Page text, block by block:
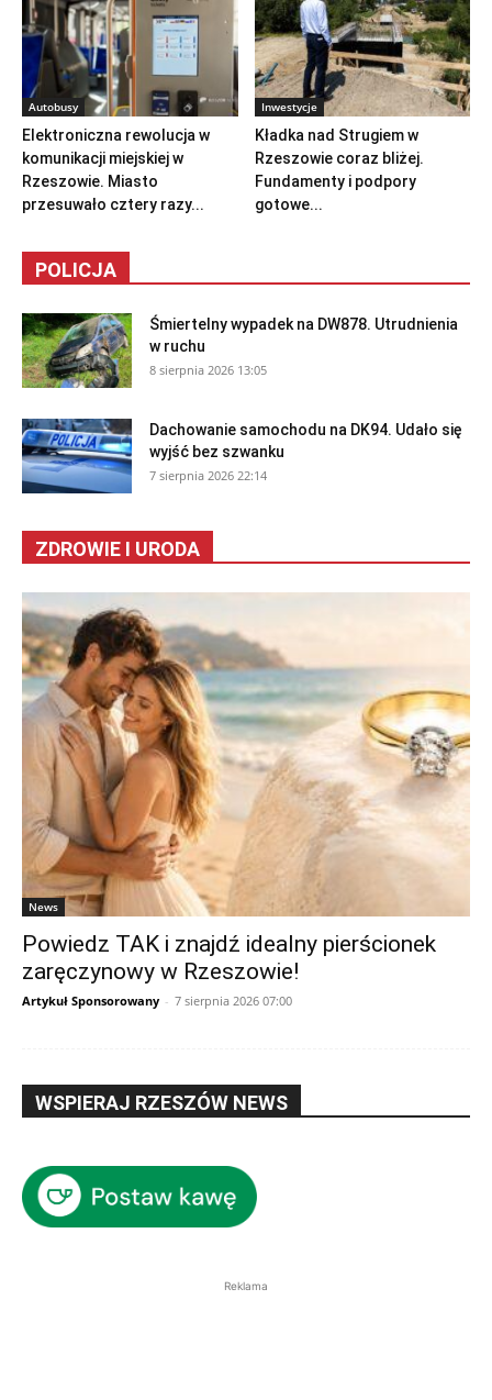
Autobusy
Elektroniczna rewolucja w
komunikacji miejskiej w
Rzeszowie. Miasto
przesuwało cztery razy...
Inwestycje
Kładka nad Strugiem w
Rzeszowie coraz bliżej.
Fundamenty i podpory
gotowe...
POLICJA
Śmiertelny wypadek na DW878. Utrudnienia
w ruchu
8 sierpnia 2026 13:05
Dachowanie samochodu na DK94. Udało się
wyjść bez szwanku
7 sierpnia 2026 22:14
ZDROWIE I URODA
News
Powiedz TAK i znajdź idealny pierścionek
zaręczynowy w Rzeszowie!
Artykuł Sponsorowany - 7 sierpnia 2026 07:00
WSPIERAJ RZESZÓW NEWS
Reklama